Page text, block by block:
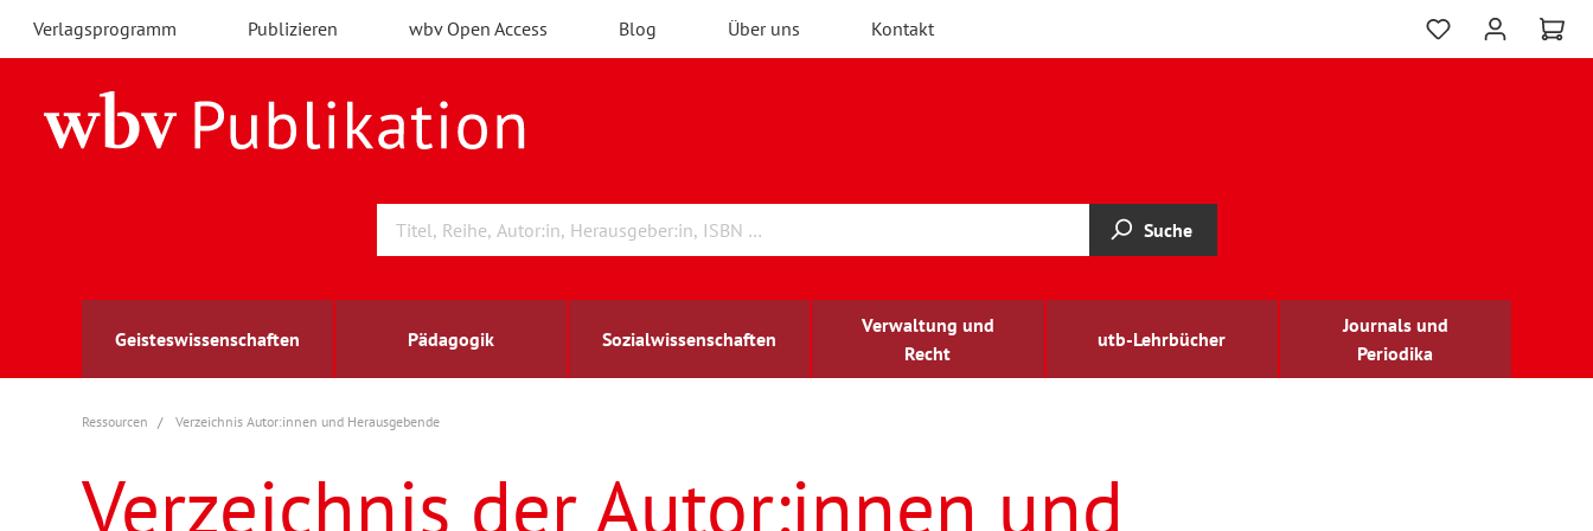
Verlagsprogramm Publizieren wbv Open Access Blog Über uns Kontakt
Suche
Geisteswissenschaften Pädagogik Sozialwissenschaften
Verwaltung und
Recht
utb-Lehrbücher
Journals und
Periodika
Archäologie
Berufs- und Wirtschaftspädagogik
Arbeitsmarktforschung
Außenwirtschaft
berufsbildung
Ressourcen Verzeichnis Autor:innen und Herausgebende
Verzeichnis der Autor:innen und